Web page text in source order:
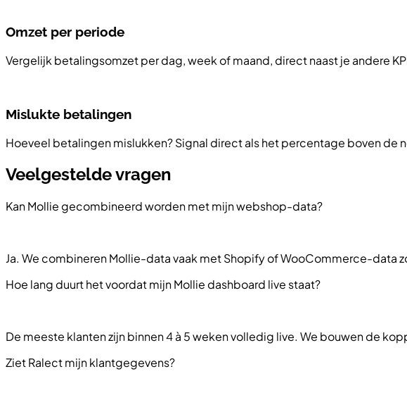
Omzet per periode
Vergelijk betalingsomzet per dag, week of maand, direct naast je andere
Mislukte betalingen
Hoeveel betalingen mislukken? Signal direct als het percentage boven de
Veelgestelde vragen
Kan Mollie gecombineerd worden met mijn webshop-data?
Ja. We combineren Mollie-data vaak met Shopify of WooCommerce-
Hoe lang duurt het voordat mijn Mollie dashboard live staat?
De meeste klanten zijn binnen 4 à 5 weken volledig live. We bouwen de
Ziet Ralect mijn klantgegevens?